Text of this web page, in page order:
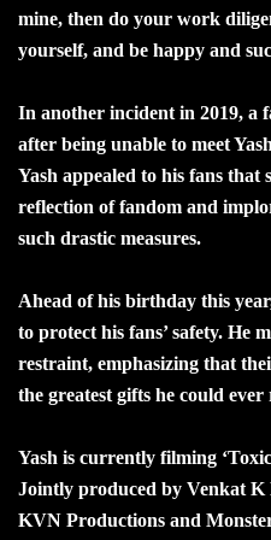
mine, then do your work
yourself, and be happy and
In another incident in 2019, a
after being unable to meet
Yash appealed to his fans that
reflection of fandom and
such drastic measures.
Ahead of his birthday this
to protect his fans’ safety. He
restraint, emphasizing that
the greatest gifts he could ever
Yash is currently filming
Jointly produced by Venkat K
KVN Productions and